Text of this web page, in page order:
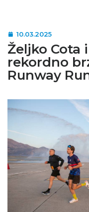
10.03.2025
Željko Cota
rekordno
Runway